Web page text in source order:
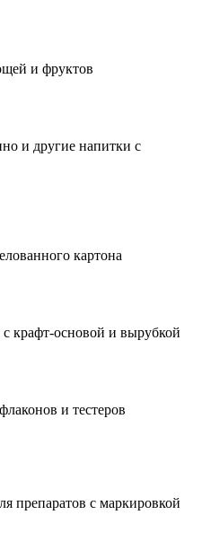
и фруктов
и другие напитки с
картона
крафт-основой и вырубкой
и тестеров
препаратов с маркировкой